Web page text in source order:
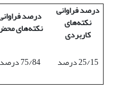
درصد فراوانی
نکته‌های
کاربردی
درصد
نکته‌های
25/15 درصد 75/84 درصد